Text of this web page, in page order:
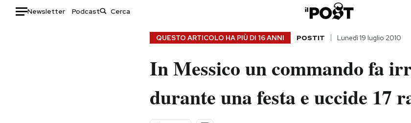
Newsletter Podcast
QUESTO ARTICOLO HA PIÙ DI 16 ANNI POSTIT Lunedì 19 luglio 2010
In Messico un commando fa
durante una festa e uccide 17